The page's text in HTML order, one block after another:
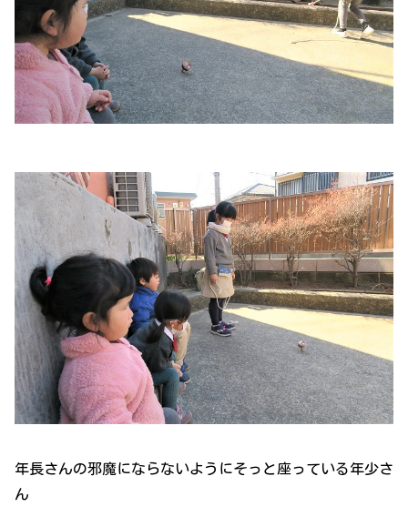
年長さんの邪魔にならないようにそっと座っている年少さ
ん